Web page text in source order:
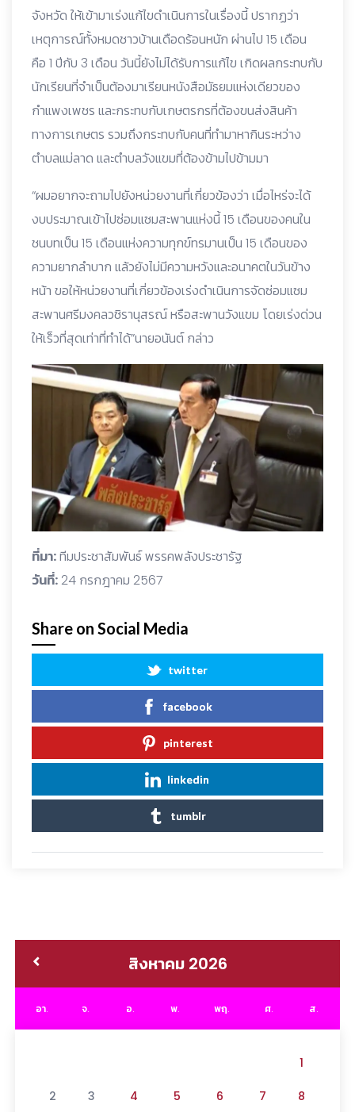
จังหวัด ให้เข้ามาเร่งแก้ไขดำเนินการในเรื่องนี้ ปรากฏว่า
เหตุการณ์ทั้งหมดชาวบ้านเดือดร้อนหนัก ผ่านไป 15 เดือน
คือ 1 ปีกับ 3 เดือน วันนี้ยังไม่ได้รับการแก้ไข เกิดผลกระทบกับ
นักเรียนที่จำเป็นต้องมาเรียนหนังสือมัธยมแห่งเดียวของ
กำแพงเพชร และกระทบกับเกษตรกรที่ต้องขนส่งสินค้า
ทางการเกษตร รวมถึงกระทบกับคนที่ทำมาหากินระหว่าง
ตำบลแม่ลาด และตำบลวังแขมที่ต้องข้ามไปข้ามมา
“ผมอยากจะถามไปยังหน่วยงานที่เกี่ยวข้องว่า เมื่อไหร่จะได้
งบประมาณเข้าไปซ่อมแซมสะพานแห่งนี้ 15 เดือนของคนใน
ชนบทเป็น 15 เดือนแห่งความทุกข์ทรมานเป็น 15 เดือนของ
ความยากลำบาก แล้วยังไม่มีความหวังและอนาคตในวันข้าง
หน้า ขอให้หน่วยงานที่เกี่ยวข้องเร่งดำเนินการจัดซ่อมแซม
สะพานศรีมงคลวชิรานุสรณ์ หรือสะพานวังแขม โดยเร่งด่วน
ให้เร็วที่สุดเท่าที่ทำได้”นายอนันต์ กล่าว
ที่มา:ทีมประชาสัมพันธ์ พรรคพลังประชารัฐ
วันที่: 24 กรกฎาคม 2567
Share on Social Media
twitter
facebook
pinterest
linkedin
tumblr
สิงหาคม 2026
อา. จ. อ. พ. พฤ. ศ. ส.
1
2 3 4 5 6 7 8